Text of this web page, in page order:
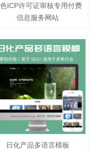
ICP许可证审核专用付费
信息服务网站
日化产品多语言模板